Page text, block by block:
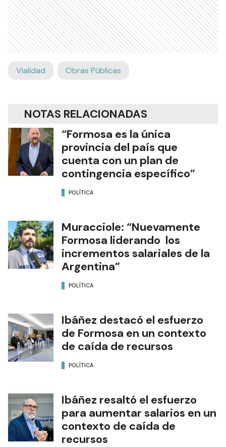
Vialidad Obras Públicas
NOTAS RELACIONADAS
“Formosa es la única
provincia del país que
cuenta con un plan de
contingencia específico”
POLÍTICA
Muracciole: “Nuevamente
Formosa liderando los
incrementos salariales de la
Argentina”
POLÍTICA
Ibáñez destacó el esfuerzo
de Formosa en un contexto
de caída de recursos
POLÍTICA
Ibáñez resaltó el esfuerzo
para aumentar salarios en un
contexto de caída de
recursos